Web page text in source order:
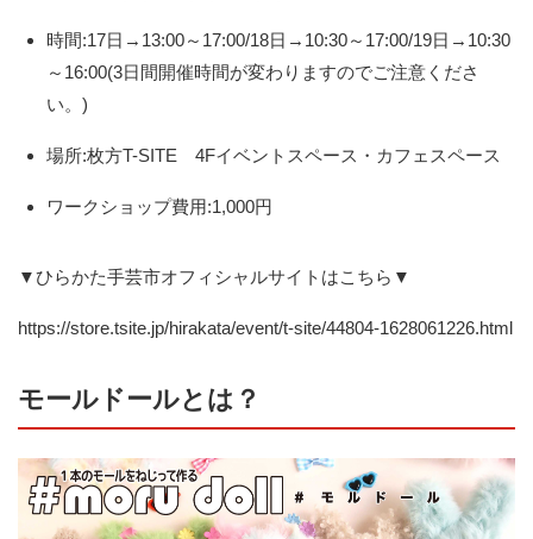
時間:17日→13:00～17:00/18日→10:30～17:00/19日→10:30
～16:00(3日間開催時間が変わりますのでご注意くださ
い。)
場所:枚方T-SITE 4Fイベントスペース・カフェスペース
ワークショップ費用:1,000円
▼ひらかた手芸市オフィシャルサイトはこちら▼
https://store.tsite.jp/hirakata/event/t-site/44804-1628061226.html
モールドールとは？